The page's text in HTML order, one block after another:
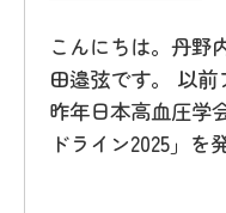
こんにちは。丹野
田邉弦です。 以前
昨年日本高血圧学
ドライン2025」